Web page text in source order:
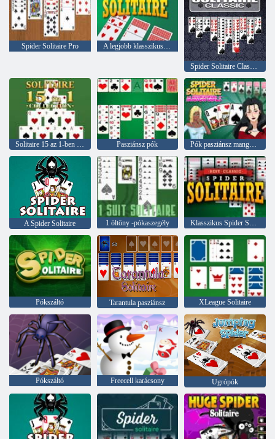
Spider Solitaire Pro A legjobb klasszikus pókpasziánsz
Solitaire 15 az 1-ben kollekció Pasziánsz pók Pók pasziánsz manga lányok
A Spider Solitaire 1 öltöny -pókaszegély
Pókszáltó Tarantula pasziánsz XLeague Solitaire
Pókszáltó Freecell karácsony Ugrópók